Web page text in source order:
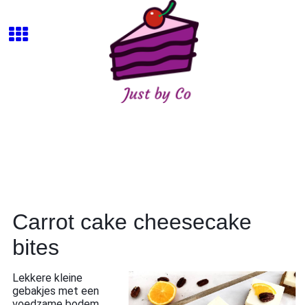
Carrot cake cheesecake
bites
Lekkere kleine
gebakjes met een